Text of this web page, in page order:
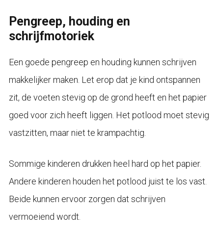
Pengreep, houding en
schrijfmotoriek
Een goede pengreep en houding kunnen schrijven
makkelijker maken. Let erop dat je kind ontspannen
zit, de voeten stevig op de grond heeft en het papier
goed voor zich heeft liggen. Het potlood moet stevig
vastzitten, maar niet te krampachtig.
Sommige kinderen drukken heel hard op het papier.
Andere kinderen houden het potlood juist te los vast.
Beide kunnen ervoor zorgen dat schrijven
vermoeiend wordt.